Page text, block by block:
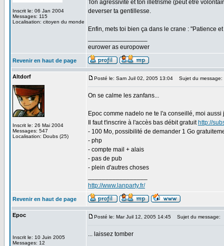
Inscrit le: 06 Jan 2004
Messages: 115
Localisation: citoyen du monde
Ton agressivité et ton illetrisme (peut être
deverser ta gentillesse.
Enfin, mets toi bien ça dans le crane : "Patience
eurower as europower
Revenir en haut de page
Altdorf
Inscrit le: 26 Mai 2004
Messages: 547
Localisation: Doubs (25)
Posté le: Sam Juil 02, 2005 13:04 Sujet du message:
On se calme les zanfans...
Epoc comme nadelo ne te l'a conseillé, moi aussi
Il faut t'inscrire à l'accès bas débit gratuit http://
- 100 Mo, possibilité de demander 1 Go
- php
- compte mail + alais
- pas de pub
- plein d'autres choses
http://www.lanparty.fr/
Revenir en haut de page
Epoc
Inscrit le: 10 Juin 2005
Messages: 12
Posté le: Mar Juil 12, 2005 14:45 Sujet du message:
... laissez tomber